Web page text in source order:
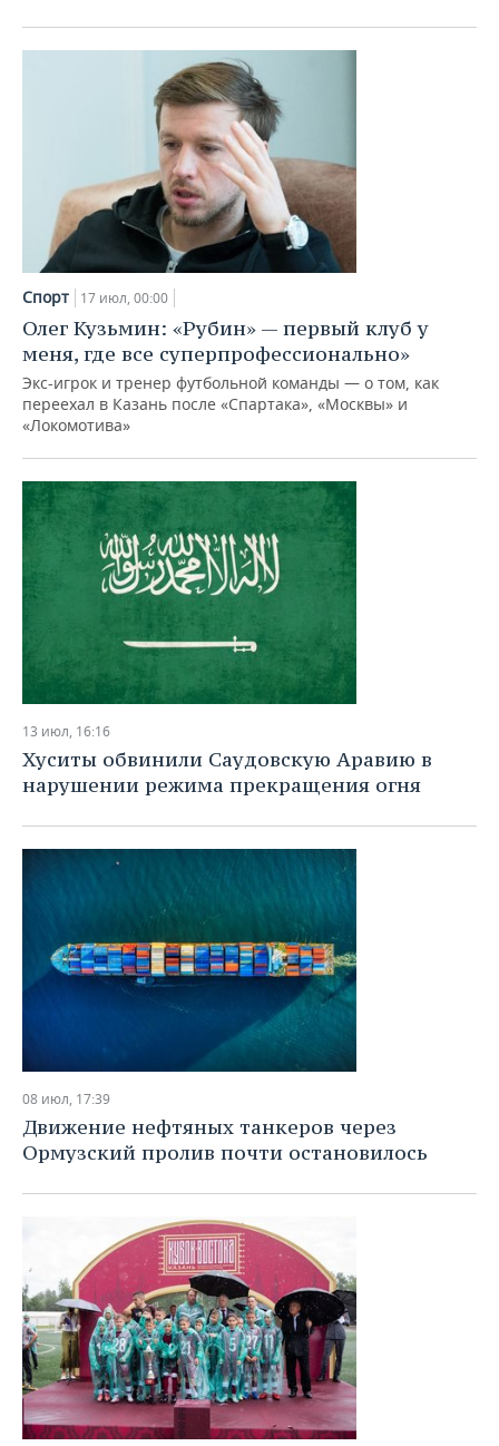
Спорт 17 июл, 00:00
Олег Кузьмин: «Рубин» — первый клуб у
меня, где все суперпрофессионально»
Экс-игрок и тренер футбольной команды — о том, как
переехал в Казань после «Спартака», «Москвы» и
«Локомотива»
13 июл, 16:16
Хуситы обвинили Саудовскую Аравию в
нарушении режима прекращения огня
08 июл, 17:39
Движение нефтяных танкеров через
Ормузский пролив почти остановилось